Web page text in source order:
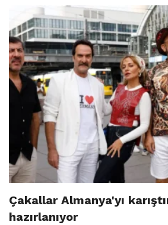
Çakallar Almanya'yı
hazırlanıyor